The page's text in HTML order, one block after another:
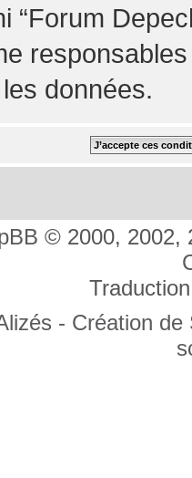
“Forum
données.
© 2000, 2002,
- Création